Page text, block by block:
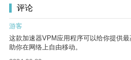
评论
游客
这款加速器VPM应用程序可以给你提供
助你在网络上自由移动。